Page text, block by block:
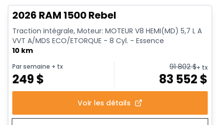
2026 RAM 1500 Rebel
Traction intégrale, Moteur: MOTEUR V8 HEMI(MD) 5,7 L A
VVT A/MDS ECO/ETORQUE - 8 Cyl. - Essence
10 km
Par semaine + tx
249$
91 802$+ tx
83 552 $
Voir les détails